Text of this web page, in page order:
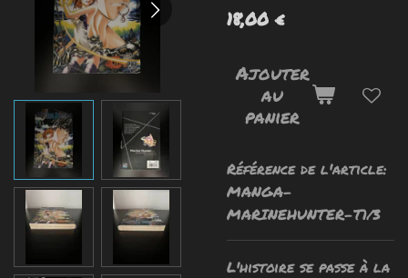
18,00 €
Ajouter
au
panier
Référence de l'article:
MANGA-
MARINEHUNTER-T1/3
L'histoire se passe à la